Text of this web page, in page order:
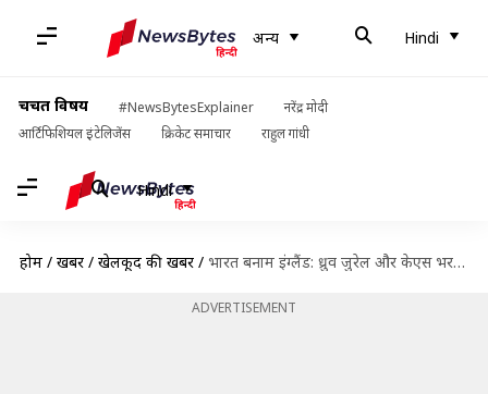
अन्य Hindi
चर्चित विषय #NewsBytesExplainer
नरेंद्र मोदी
आर्टिफिशियल इंटेलिजेंस
क्रिकेट समाचार राहुल गांधी
Hindi
होम / खबरें / खेलकूद की खबरें / भारत बनाम इंग्लैंड: ध्रुव जुरेल और केएस भरत के आंकड़ों की तुलना
ADVERTISEMENT